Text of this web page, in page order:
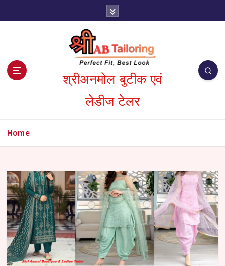
t
श्रीअनमोल बुटीक एवं
लेडीज टेलर
Home